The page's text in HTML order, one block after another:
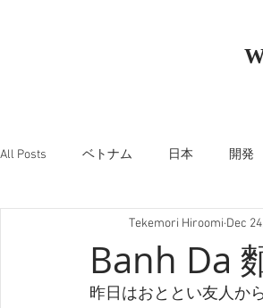
All Posts ベトナム 日本 開発
Banh Da
Tekemori Hiroomi Dec
昨日はおととい友人か